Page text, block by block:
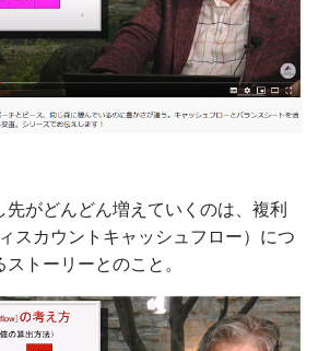
先がどんどん増えていくのは、複利
スカウントキャッシュフロー）につ
トーリーとのこと。